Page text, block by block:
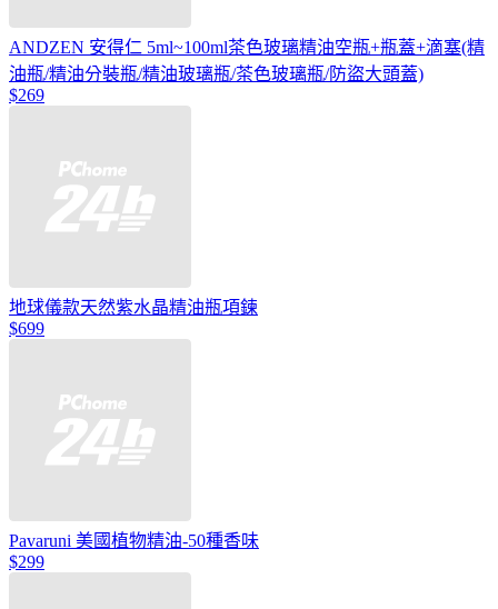
ANDZEN 安得仁 5ml~100ml茶色玻璃精油空瓶+瓶蓋+滴塞(精
油瓶/精油分裝瓶/精油玻璃瓶/茶色玻璃瓶/防盜大頭蓋)
$269
地球儀款天然紫水晶精油瓶項鍊
$699
Pavaruni 美國植物精油-50種香味
$299